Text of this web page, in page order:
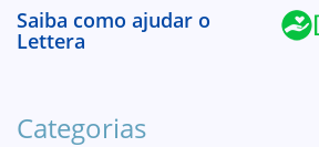
Saiba como ajudar o
Lettera
Categorias